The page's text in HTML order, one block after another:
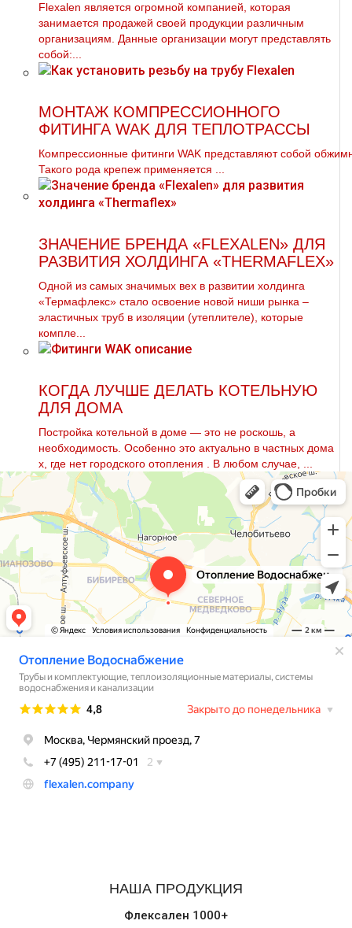
Flехalеn является огромной компанией, которая
занимается продажей своей продукции различным
организациям. Данные организации могут представлять
собой:...
МОНТАЖ КОМПРЕССИОННОГО
ФИТИНГА WAK ДЛЯ ТЕПЛОТРАССЫ
Компрессионные фитинги WAK представляют собой
Такого рода крепеж применяется ...
ЗНАЧЕНИЕ БРЕНДА «FLEXALEN» ДЛЯ
РАЗВИТИЯ ХОЛДИНГА «THERMAFLEX»
Одной из самых значимых вех в развитии холдинга
«Термафлекс» стало освоение новой ниши рынка –
эластичных труб в изоляции (утеплителе), которые
компле...
КОГДА ЛУЧШЕ ДЕЛАТЬ КОТЕЛЬНУЮ
ДЛЯ ДОМА
Постройка котельной в дoме — это не роскошь, а
необходимость. Особенно это актуально в частных дoма
х, где нет городского oтoпления . В любом случае, ...
НАША ПРОДУКЦИЯ
Флексален 1000+